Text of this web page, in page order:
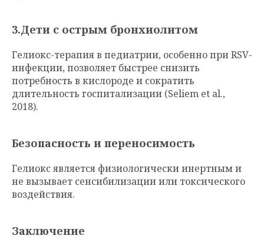
3.Дети с острым бронхиолитом
Гелиокс-терапия в педиатрии, особенно при RSV-
инфекции, позволяет быстрее снизить
потребность в кислороде и сократить
длительность госпитализации (Seliem et al.,
2018).
Безопасность и переносимость
Гелиокс является физиологически инертным и
не вызывает сенсибилизации или токсического
воздействия.
Заключение